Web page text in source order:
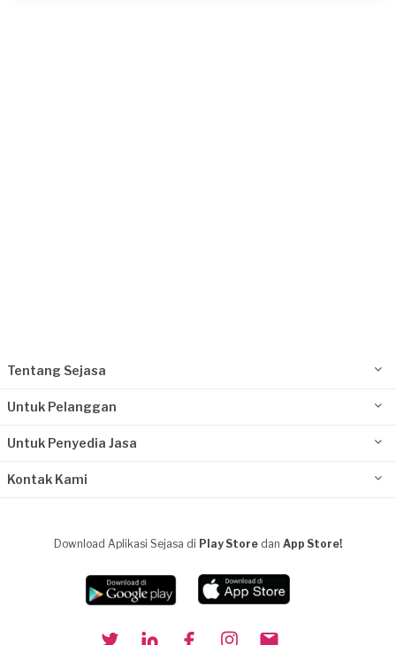
Tentang Sejasa
Untuk Pelanggan
Untuk Penyedia Jasa
Kontak Kami
Download Aplikasi Sejasa di Play Store dan App Store!